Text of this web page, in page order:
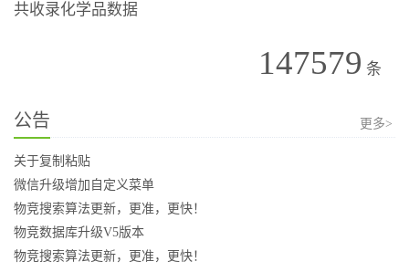
共收录化学品数据
147579 条
公告 更多>
关于复制粘贴
微信升级增加自定义菜单
物竞搜索算法更新，更准，更快！
物竞数据库升级V5版本
物竞搜索算法更新，更准，更快！